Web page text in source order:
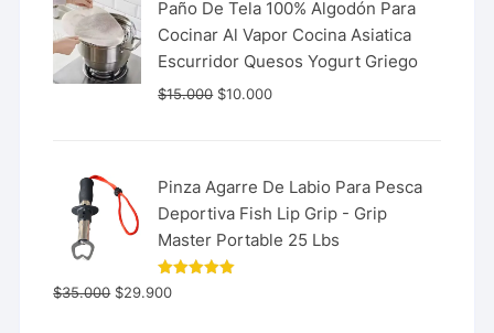
Paño De Tela 100% Algodón Para
Cocinar Al Vapor Cocina Asiatica
Escurridor Quesos Yogurt Griego
$15.000 $10.000
Pinza Agarre De Labio Para Pesca
Deportiva Fish Lip Grip - Grip
Master Portable 25 Lbs
Valorado
con
$35.000 $29.900